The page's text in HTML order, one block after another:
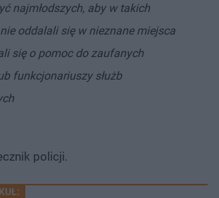
najmłodszych, aby w takich
oddalali się w nieznane miejsca
się o pomoc do zaufanych
funkcjonariuszy służb
policji.